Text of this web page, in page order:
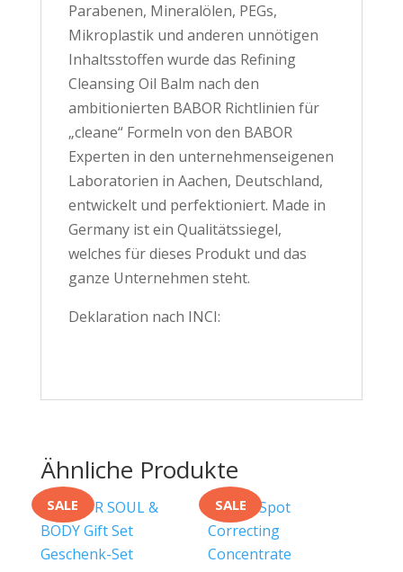
Parabenen, Mineralölen, PEGs,
Mikroplastik und anderen unnötigen
Inhaltsstoffen wurde das Refining
Cleansing Oil Balm nach den
ambitionierten BABOR Richtlinien für
„cleane“ Formeln von den BABOR
Experten in den unternehmenseigenen
Laboratorien in Aachen, Deutschland,
entwickelt und perfektioniert. Made in
Germany ist ein Qualitätssiegel,
welches für dieses Produkt und das
ganze Unternehmen steht.
Deklaration nach INCI:
Ähnliche Produkte
SALE SALE